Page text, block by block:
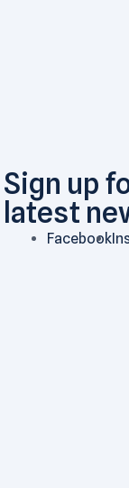
Sign up
latest
Facebook